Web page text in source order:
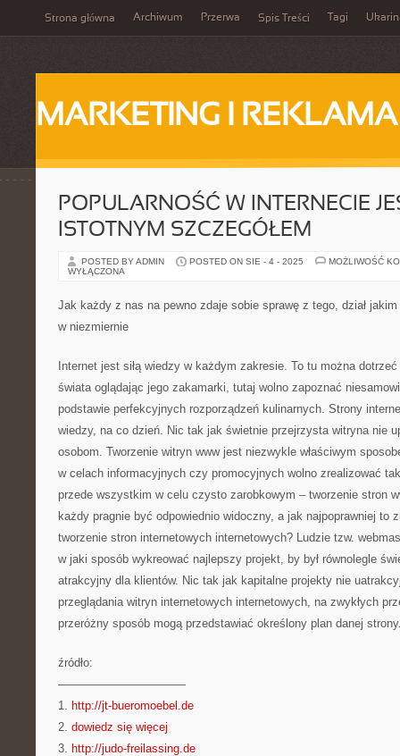
Strona główna Archiwum Przerwa Spis Treści Tagi
MARKETING I REKLAMA
POPULARNOŚĆ W INTERNECIE
ISTOTNYM SZCZEGÓŁEM
POSTED BY ADMIN POSTED ON SIE - 4 - 2025
MOŻLIWOŚĆ
WYŁĄCZONA
Jak każdy z nas na pewno zdaje sobie sprawę z tego, dział
w niezmiernie
Internet jest siłą wiedzy w każdym zakresie. To tu można
świata oglądając jego zakamarki, tutaj wolno zapoznać
podstawie perfekcyjnych rozporządzeń kulinarnych. Strony
wiedzy, na co dzień. Nic tak jak świetnie przejrzysta witryna nie
osobom. Tworzenie witryn www jest niezwykle właściwym
w celach informacyjnych czy promocyjnych wolno zrealizować
przede wszystkim w celu czysto zarobkowym – tworzenie stron
każdy pragnie być odpowiednio widoczny, a jak najpoprawniej to
tworzenie stron internetowych internetowych? Ludzie tzw.
w jaki sposób wykreować najlepszy projekt, by był równolegle
atrakcyjny dla klientów. Nic tak jak kapitalne projekty nie
przeglądania witryn internetowych internetowych, na zwykłych
przeróżny sposób mogą przedstawiać określony plan danej
źródło:
———————————
1. http://jt-bueromoebel.de
2. dowiedz się więcej
3. http://judo-freilassing.de